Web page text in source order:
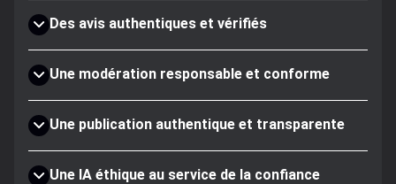
Des avis authentiques et vérifiés
Une modération responsable et conforme
Une publication authentique et transparente
Une IA éthique au service de la confiance